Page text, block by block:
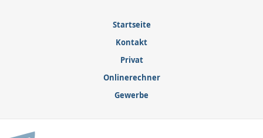
Startseite
Kontakt
Privat
Onlinerechner
Gewerbe